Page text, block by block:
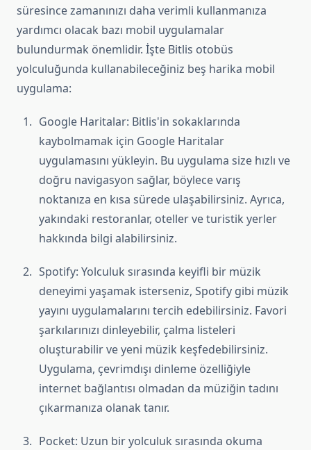
süresince zamanınızı daha verimli kullanmanıza
yardımcı olacak bazı mobil uygulamalar
bulundurmak önemlidir. İşte Bitlis otobüs
yolculuğunda kullanabileceğiniz beş harika mobil
uygulama:
Google Haritalar: Bitlis'in sokaklarında
kaybolmamak için Google Haritalar
uygulamasını yükleyin. Bu uygulama size hızlı ve
doğru navigasyon sağlar, böylece varış
noktanıza en kısa sürede ulaşabilirsiniz. Ayrıca,
yakındaki restoranlar, oteller ve turistik yerler
hakkında bilgi alabilirsiniz.
Spotify: Yolculuk sırasında keyifli bir müzik
deneyimi yaşamak isterseniz, Spotify gibi müzik
yayını uygulamalarını tercih edebilirsiniz. Favori
şarkılarınızı dinleyebilir, çalma listeleri
oluşturabilir ve yeni müzik keşfedebilirsiniz.
Uygulama, çevrimdışı dinleme özelliğiyle
internet bağlantısı olmadan da müziğin tadını
çıkarmanıza olanak tanır.
Pocket: Uzun bir yolculuk sırasında okuma